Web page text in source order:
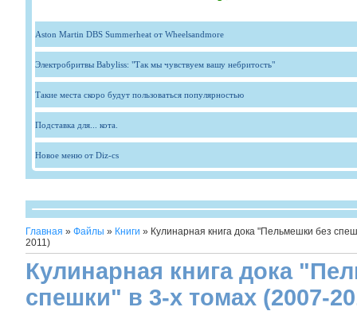
Aston Martin DBS Summerheat от Wheelsandmore
Электробритвы Babyliss: "Так мы чувствуем вашу небритость"
Такие места скоро будут пользоваться популярностью
Подставка для... кота.
Новое меню от Diz-cs
Главная » Файлы » Книги » Кулинарная книга дока "Пельмешки без
2011)
Кулинарная книга дока
спешки" в 3-х томах (2007-